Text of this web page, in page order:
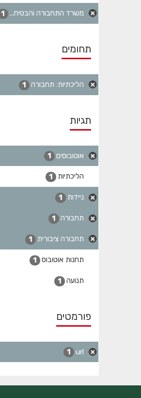
משרד התחבורה והבטיח... 1
תחומים
הליכתיות: תחבורה 1
תגיות
אוטובוסים 1
הליכתיות 1
ניידות 1
תחבורה 1
תחבורה ציבורית 1
תחנות אוטובוס 1
תנועה 1
פורמטים
url
1